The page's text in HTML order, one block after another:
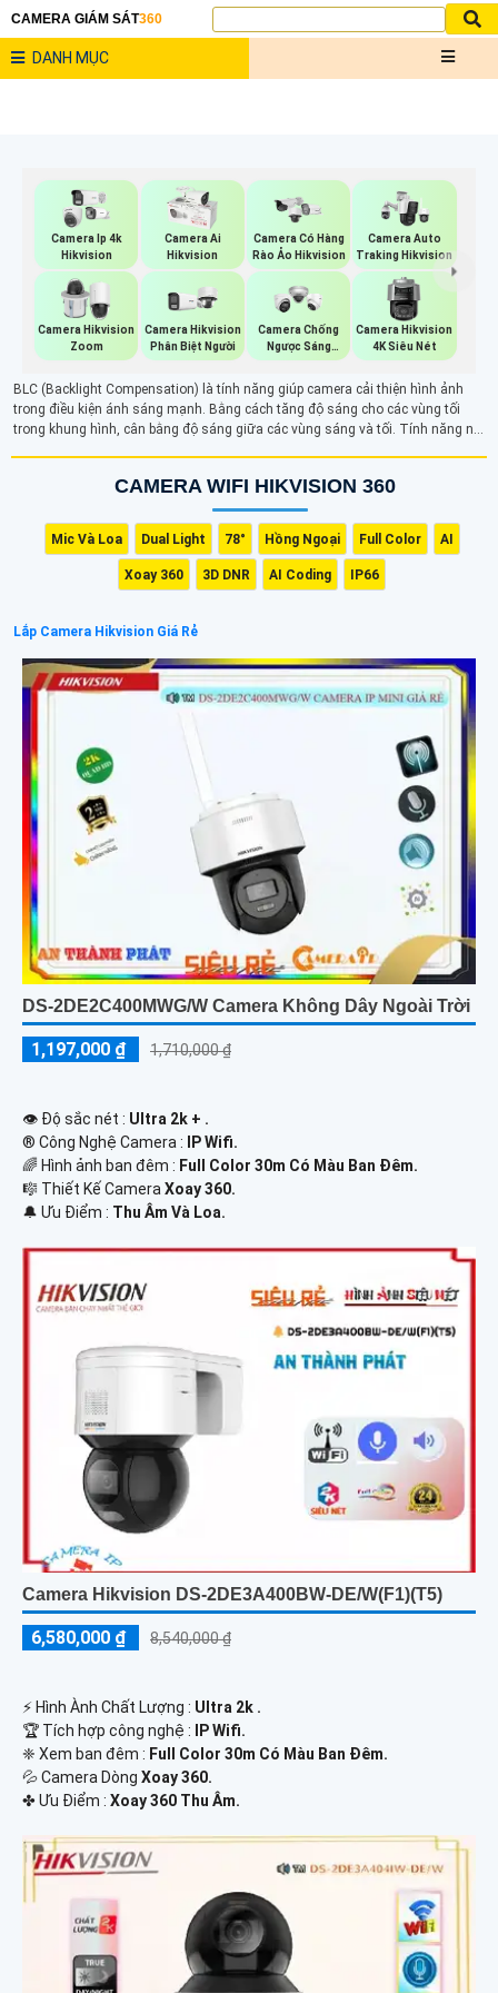
CAMERA GIÁM SÁT360
DANH MỤC
Camera Ip 4k
Hikvision
Camera Ai
Hikvision
Camera Có Hàng
Rào Ảo Hikvision
Camera Auto
Traking Hikvision
Camera Hikvision
Zoom
Camera Hikvision
Phân Biệt Người
Camera Chống
Ngược Sáng
Hikvision
Camera Hikvision
4K Siêu Nét
BLC (Backlight Compensation) là tính năng giúp camera cải thiện hình ảnh
trong điều kiện ánh sáng mạnh. Bằng cách tăng độ sáng cho các vùng tối
trong khung hình, cân bằng độ sáng giữa các vùng sáng và tối. Tính năng này
CAMERA WIFI HIKVISION 360
Mic Và Loa Dual Light 78° Hồng Ngoại Full Color AI
Xoay 360 3D DNR AI Coding IP66
Lắp Camera Hikvision Giá Rẻ
DS-2DE2C400MWG/W Camera Không Dây Ngoài Trời
1,197,000 ₫ 1,710,000 ₫
👁 Độ sắc nét : Ultra 2k + .
®️ Công Nghệ Camera :
IP Wifi.
🌈 Hình ảnh ban đêm : Full Color 30m Có Màu Ban Ðêm.
🎼️ Thiết Kế CameraXoay 360.
️🔔 Ưu Điểm : Thu Âm Và Loa.
Camera Hikvision DS-2DE3A400BW-DE/W(F1)(T5)
6,580,000 ₫ 8,540,000 ₫
️⚡ Hình Ành Chất Lượng : Ultra 2k .
🏆 Tích hợp công nghệ :
IP Wifi.
❈ Xem ban đêm : Full Color 30m Có Màu Ban Đêm.
💦 Camera Dòng Xoay 360.
️✤ Ưu Điểm : Xoay 360 Thu Âm.